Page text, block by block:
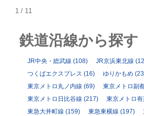
1 / 11
鉄道沿線から探す
JR中央・総武線 (108) JR京浜東北線
つくばエクスプレス (16) ゆりかもめ
東京メトロ丸ノ内線 (69) 東京メトロ副
東京メトロ日比谷線 (217) 東京メトロ
東急大井町線 (159) 東急東横線 (197)